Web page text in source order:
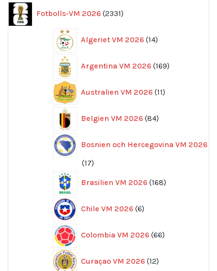
Fotbolls-VM 2026 2331
produkter
Algeriet VM 2026 14
produkter
Argentina VM 2026 169
produkter
Australien VM 2026 11
produkter
Belgien VM 2026 84
produkter
Bosnien och Hercegovina VM 2026
1717
Brasilien VM 2026 168
produkter
Chile VM 2026 6
produkter
Colombia VM 2026 66
produkter
Curaçao VM 2026 12
produkter